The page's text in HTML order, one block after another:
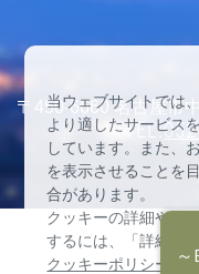
〒450-6660 名古屋市
TEL:
当ウェブサイトでは
より適したサービス
しています。また、
を表示させることを
合があります。
クッキーの詳細や、
するには、「詳細設
クッキーポリシー